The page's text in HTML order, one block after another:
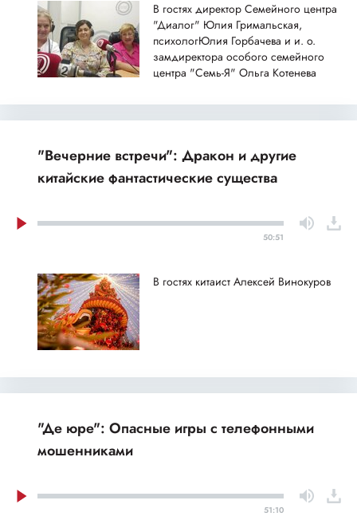
В гостях директор Семейного центра
"Диалог" Юлия Гримальская,
психологЮлия Горбачева и и. о.
замдиректора особого семейного
центра "Семь-Я" Ольга Котенева
"Вечерние встречи": Дракон и другие
китайские фантастические существа
50:51
В гостях китаист Алексей Винокуров
"Де юре": Опасные игры с телефонными
мошенниками
51:10